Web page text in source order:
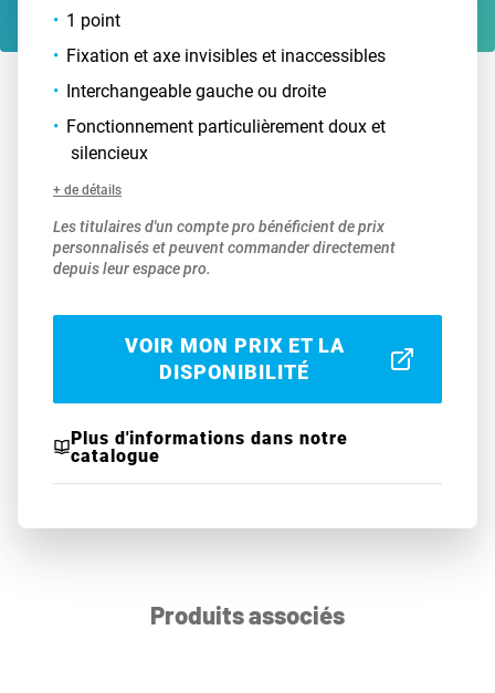
1 point
Fixation et axe invisibles et inaccessibles
Interchangeable gauche ou droite
Fonctionnement particulièrement doux et
silencieux
+ de détails
Les titulaires d'un compte pro bénéficient de prix
personnalisés et peuvent commander directement
depuis leur espace pro.
VOIR MON PRIX ET LA
DISPONIBILITÉ
Plus d'informations dans notre
catalogue
Produits associés